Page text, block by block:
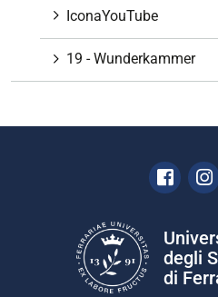
IconaYouTube
19 - Wunderkammer
degli
di